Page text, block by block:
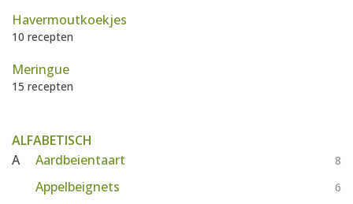
Havermoutkoekjes
10 recepten
Meringue
15 recepten
ALFABETISCH
A
Aardbeientaart 8
Appelbeignets 6